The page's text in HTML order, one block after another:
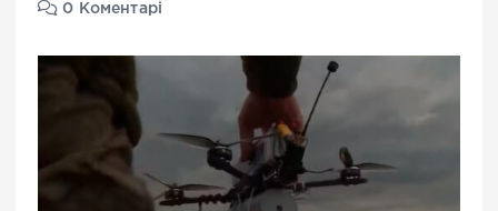
0 Коментарі